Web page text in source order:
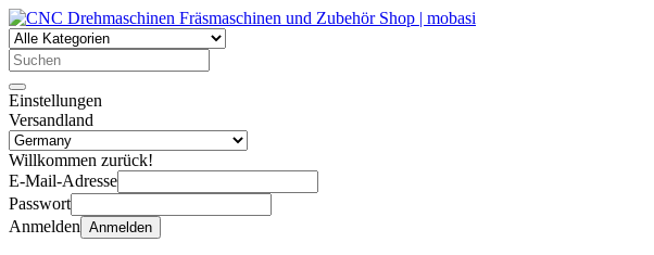
Einstellungen
Versandland
Willkommen zurück!
E-Mail-Adresse
Passwort
Anmelden Anmelden